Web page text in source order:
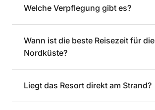
Welche Verpflegung gibt es?
Wann ist die beste Reisezeit für die
Nordküste?
Liegt das Resort direkt am Strand?